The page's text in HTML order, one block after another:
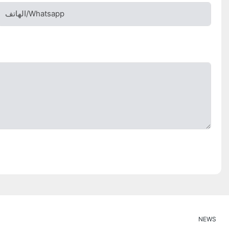
الهاتف/whatsapp
NEWS